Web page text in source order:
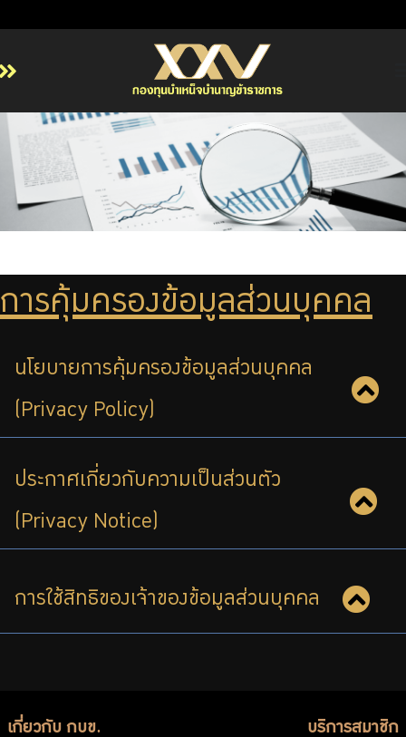
หน้าหลัก
เกี่ยวกับ กบข.
บริการสมาชิก
การบริหารความเสี่ยง
รายงานผลการดำเนินงาน
ข่าวสารและกิจกรรม
บริการเจ้าหน้าที่ส่วนราชการ
ไทย | Eng
การคุ้มครองข้อมูลส่วนบุคคล
นโยบายการคุ้มครองข้อมูลส่วนบุคคล
(Privacy Policy)
ประกาศเกี่ยวกับความเป็นส่วนตัว
(Privacy Notice)
การใช้สิทธิของเจ้าของข้อมูลส่วนบุคคล
เกี่ยวกับ กบข. บริการสมาชิก